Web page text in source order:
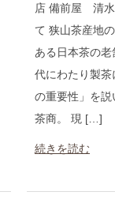
店 備前屋 清
て 狭山茶産地
ある日本茶の老
代にわたり製茶
の重要性」を
茶商。 現 […]
続きを読む